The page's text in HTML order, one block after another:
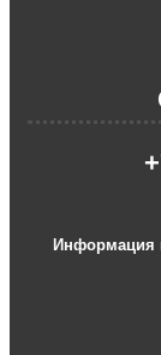
Информация